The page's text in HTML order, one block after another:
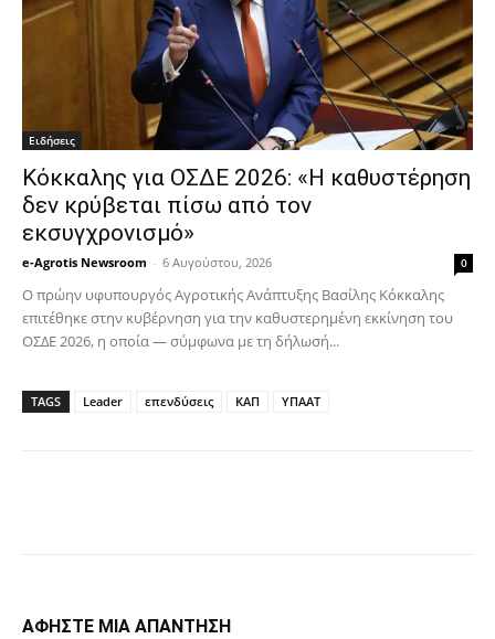
Ειδήσεις
Κόκκαλης για ΟΣΔΕ 2026: «Η καθυστέρηση
δεν κρύβεται πίσω από τον
εκσυγχρονισμό»
e-Agrotis Newsroom - 6 Αυγούστου, 2026 0
Ο πρώην υφυπουργός Αγροτικής Ανάπτυξης Βασίλης Κόκκαλης
επιτέθηκε στην κυβέρνηση για την καθυστερημένη εκκίνηση του
ΟΣΔΕ 2026, η οποία — σύμφωνα με τη δήλωσή...
TAGS Leader επενδύσεις ΚΑΠ ΥΠΑΑΤ
ΑΦΗΣΤΕ ΜΙΑ ΑΠΑΝΤΗΣΗ